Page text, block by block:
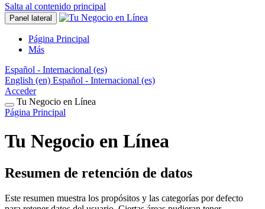
Salta al contenido principal
Panel lateral
Página Principal
Más
Español - Internacional ‎(es)‎
English ‎(en)‎ Español - Internacional ‎(es)‎
Acceder
Tu Negocio en Línea
Página Principal
Tu Negocio en Línea
Resumen de retención de datos
Este resumen muestra los propósitos y las categorías por defecto